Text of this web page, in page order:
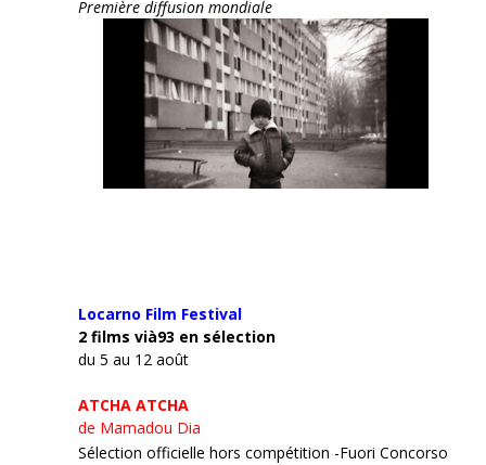
Première diffusion mondiale
Locarno Film Festival
2 films vià93 en sélection
du 5 au 12 août
ATCHA ATCHA
de Mamadou Dia
Sélection officielle hors compétition -Fuori Concorso